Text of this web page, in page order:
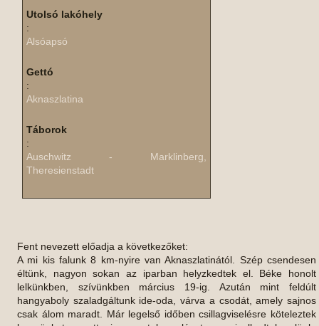
Utolsó lakóhely
:
Alsóapsó
Gettó
:
Aknaszlatina
Táborok
:
Auschwitz - Marklinberg,
Theresienstadt
Fent nevezett előadja a következőket:
A mi kis falunk 8 km-nyire van Aknaszlatinától. Szép csendesen
éltünk, nagyon sokan az iparban helyzkedtek el. Béke honolt
lelkünkben, szívünkben március 19-ig. Azután mint feldúlt
hangyaboly szaladgáltunk ide-oda, várva a csodát, amely sajnos
csak álom maradt. Már legelső időben csillagviselésre köteleztek